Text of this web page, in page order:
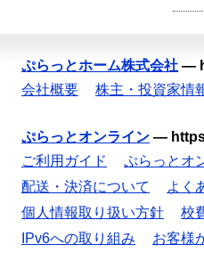
ぷらっとホーム株式会社 —
会社概要
株主・投資家情
ぷらっとオンライン —
ご利用ガイド
ぷらっとオ
配送・決済について
よく
個人情報取り扱い方針
校
IPv6への取り組み
お客様